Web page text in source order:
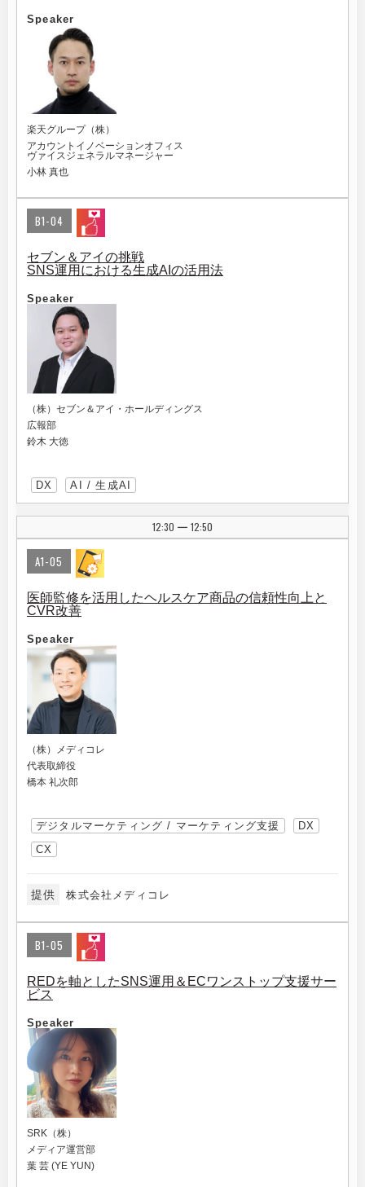
Speaker
楽天グループ（株）
アカウントイノベーションオフィス
ヴァイスジェネラルマネージャー
小林 真也
B1-04
セブン＆アイの挑戦
SNS運用における生成AIの活用法
Speaker
（株）セブン＆アイ・ホールディングス
広報部
鈴木 大徳
DX AI / 生成AI
12:30 | 12:50
A1-05
医師監修を活用したヘルスケア商品の信頼性向上と
CVR改善
Speaker
（株）メディコレ
代表取締役
橋本 礼次郎
デジタルマーケティング / マーケティング支援
DX
CX
提供 株式会社メディコレ
B1-05
REDを軸としたSNS運用＆ECワンストップ支援サー
ビス
Speaker
SRK（株）
メディア運営部
葉 芸 (YE YUN)